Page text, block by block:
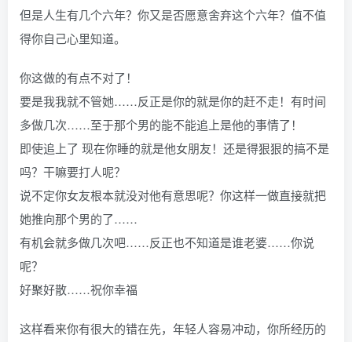
但是人生有几个六年？你又是否愿意舍弃这个六年？值不值
得你自己心里知道。
你这做的有点不对了！
要是我我就不管她……反正是你的就是你的赶不走！有时间
多做几次……至于那个男的能不能追上是他的事情了！
即使追上了 现在你睡的就是他女朋友！还是得狠狠的搞不是
吗？干嘛要打人呢？
说不定你女友根本就没对他有意思呢？你这样一做直接就把
她推向那个男的了……
有机会就多做几次吧……反正也不知道是谁老婆……你说
呢？
好聚好散……祝你幸福
这样看来你有很大的错在先，年轻人容易冲动，你所经历的